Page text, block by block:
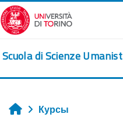
Перейти к основному
Scuola di Scienze
Главная
Курсы